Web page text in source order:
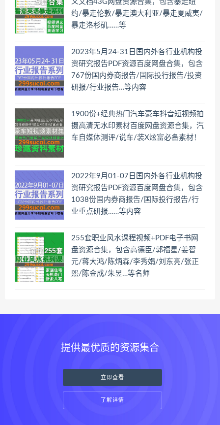
义文档43G网盘资源合集，包含暴走纽
约/暴走伦敦/暴走澳大利亚/暴走夏威夷/
暴走洛杉矶……等
2023年5月24-31日国内外各行业机构投
资研究报告PDF资源百度网盘合集，包含
767份国内券商报告/国际投行报告/投资
研报/行业报告…等内容
1900份+经典热门汽车豪车抖音短视频拍
摄高清无水印素材百度网盘资源合集，汽
车自媒体测评/说车/装X炫富必备素材！
2022年9月01-07日国内外各行业机构投
资研究报告PDF资源百度网盘合集，包含
1038份国内券商报告/国际投行报告/行
业重点研报……等内容
255套职业风水课程视频+PDF电子书网
盘资源合集，包含高德臣/郭福星/姜智
元/蒋大鸿/陈炳森/李秀娟/刘东亮/张正
熙/陈金成/朱昱…等名师
提供最优质的资源集合
立即查看
了解详情